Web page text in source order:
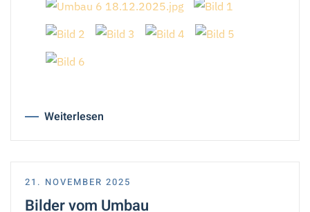
Weiterlesen
21. NOVEMBER 2025
Bilder vom Umbau